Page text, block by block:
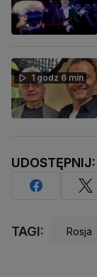
1 godz 6 min
UDOSTĘPNIJ:
TAGI: Rosja